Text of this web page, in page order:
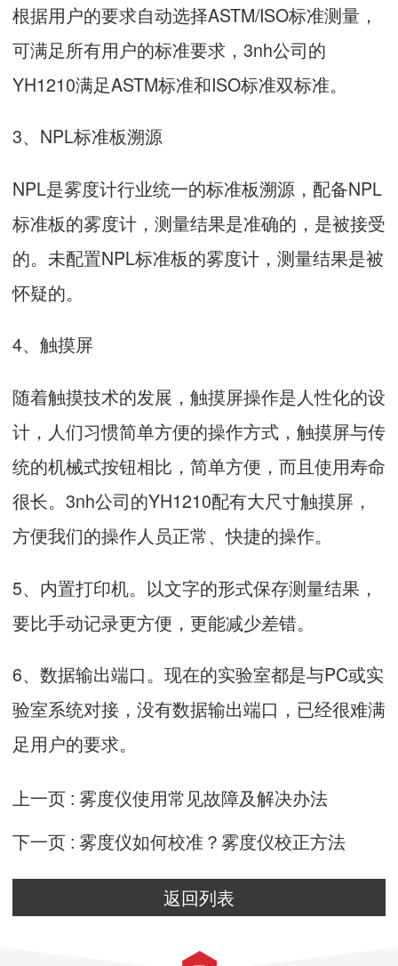
根据用户的要求自动选择ASTM/ISO标准测量，
可满足所有用户的标准要求，3nh公司的
YH1210满足ASTM标准和ISO标准双标准。
3、NPL标准板溯源
NPL是雾度计行业统一的标准板溯源，配备NPL
标准板的雾度计，测量结果是准确的，是被接受
的。未配置NPL标准板的雾度计，测量结果是被
怀疑的。
4、触摸屏
随着触摸技术的发展，触摸屏操作是人性化的设
计，人们习惯简单方便的操作方式，触摸屏与传
统的机械式按钮相比，简单方便，而且使用寿命
很长。3nh公司的YH1210配有大尺寸触摸屏，
方便我们的操作人员正常、快捷的操作。
5、内置打印机。以文字的形式保存测量结果，
要比手动记录更方便，更能减少差错。
6、数据输出端口。现在的实验室都是与PC或实
验室系统对接，没有数据输出端口，已经很难满
足用户的要求。
上一页 : 雾度仪使用常见故障及解决办法
下一页 : 雾度仪如何校准？雾度仪校正方法
返回列表